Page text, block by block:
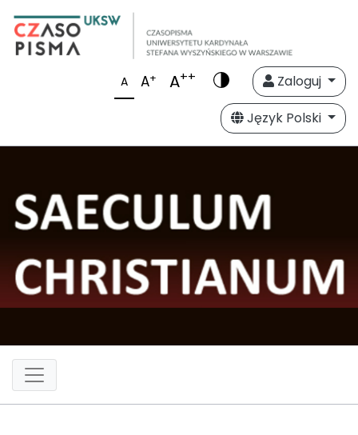
A A+ A++
Zaloguj
Język Polski